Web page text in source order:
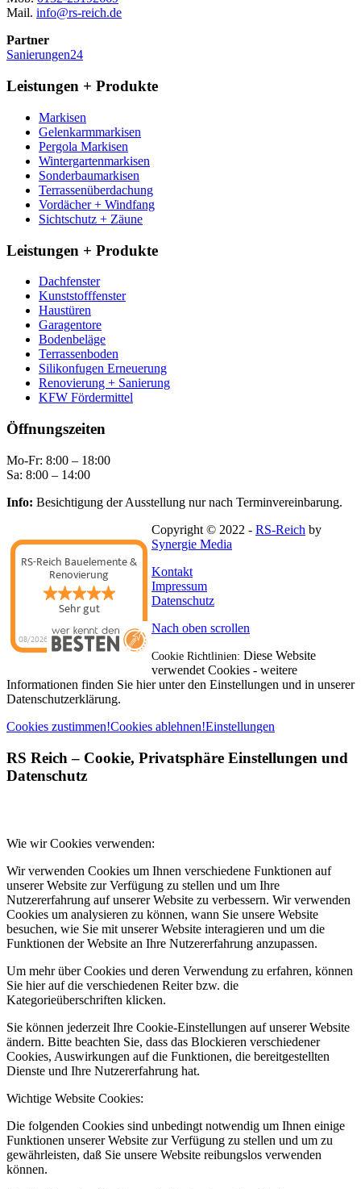
Mail. info@rs-reich.de
Partner
Sanierungen24
Leistungen + Produkte
Markisen
Gelenkarmmarkisen
Pergola Markisen
Wintergartenmarkisen
Sonderbaumarkisen
Terrassenüberdachung
Vordächer + Windfang
Sichtschutz + Zäune
Leistungen + Produkte
Dachfenster
Kunststofffenster
Haustüren
Garagentore
Bodenbeläge
Terrassenboden
Silikonfugen Erneuerung
Renovierung + Sanierung
KFW Fördermittel
Öffnungszeiten
Mo-Fr: 8:00 – 18:00
Sa: 8:00 – 14:00
Info: Besichtigung der Ausstellung nur nach Terminvereinbarung.
RS-Reich Bauelemente &
Renovierung
Sehr gut
08/2026
Copyright © 2022 - RS-Reich by
Synergie Media
Kontakt
Impressum
Datenschutz
Nach oben scrollen
Cookie Richtlinien: Diese Website
verwendet Cookies - weitere
Informationen finden Sie hier unter den Einstellungen und in unserer
Datenschutzerklärung.
Cookies zustimmen!Cookies ablehnen!Einstellungen
RS Reich – Cookie, Privatsphäre Einstellungen und
Datenschutz
Wie wir Cookies verwenden:
Wir verwenden Cookies um Ihnen verschiedene Funktionen auf
unserer Website zur Verfügung zu stellen und um Ihre
Nutzererfahrung auf unserer Website zu verbessern. Wir verwenden
Cookies um analysieren zu können, wann Sie unsere Website
besuchen, wie Sie mit unserer Website interagieren und um die
Funktionen der Website an Ihre Nutzererfahrung anzupassen.
Um mehr über Cookies und deren Verwendung zu erfahren, können
Sie hier auf die verschiedenen Reiter bzw. die
Kategorieüberschriften klicken.
Sie können jederzeit Ihre Cookie-Einstellungen auf unserer Website
ändern. Bitte beachten Sie, dass das Blockieren verschiedener
Cookies, Auswirkungen auf die Funktionen, die bereitgestellten
Dienste und Ihre Nutzererfahrung hat.
Wichtige Website Cookies:
Die folgenden Cookies sind unbedingt notwendig um Ihnen einige
Funktionen unserer Website zur Verfügung zu stellen und um zu
gewährleisten, daß Sie unsere Website reibungslos verwenden
können.